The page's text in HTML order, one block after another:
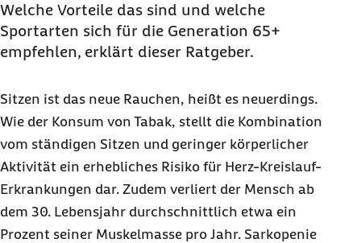
Welche Vorteile das sind und welche
Sportarten sich für die Generation 65+
empfehlen, erklärt dieser Ratgeber.
Sitzen ist das neue Rauchen, heißt es neuerdings.
Wie der Konsum von Tabak, stellt die Kombination
vom ständigen Sitzen und geringer körperlicher
Aktivität ein erhebliches Risiko für Herz-Kreislauf-
Erkrankungen dar. Zudem verliert der Mensch ab
dem 30. Lebensjahr durchschnittlich etwa ein
Prozent seiner Muskelmasse pro Jahr. Sarkopenie